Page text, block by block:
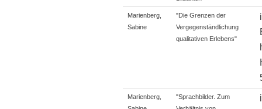
Marienberg,
Sabine
"Die Grenzen der
Vergegenständlichung
qualitativen Erlebens"
Marienberg,
"Sprachbilder. Zum